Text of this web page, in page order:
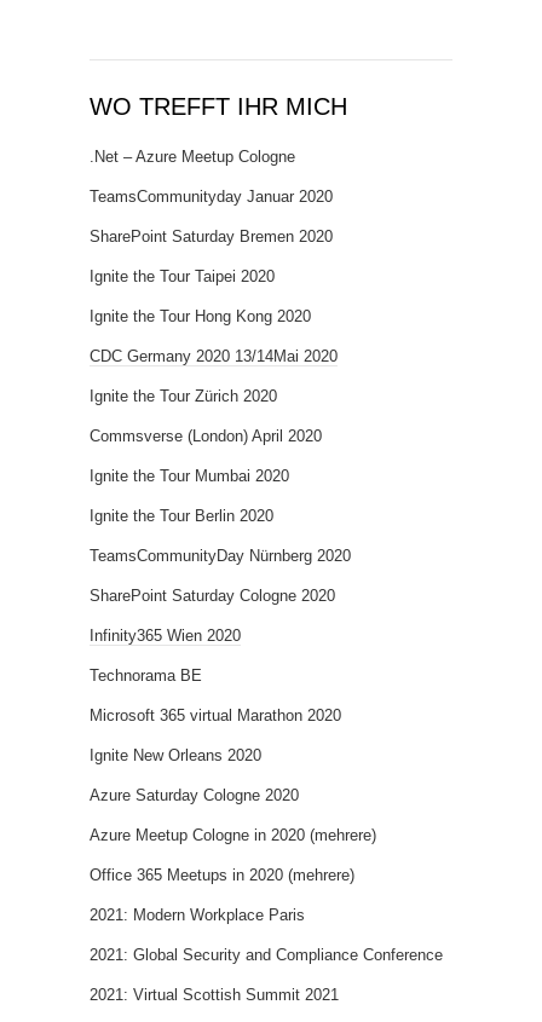
WO TREFFT IHR MICH
.Net – Azure Meetup Cologne
TeamsCommunityday Januar 2020
SharePoint Saturday Bremen 2020
Ignite the Tour Taipei 2020
Ignite the Tour Hong Kong 2020
CDC Germany 2020 13/14Mai 2020
Ignite the Tour Zürich 2020
Commsverse (London) April 2020
Ignite the Tour Mumbai 2020
Ignite the Tour Berlin 2020
TeamsCommunityDay Nürnberg 2020
SharePoint Saturday Cologne 2020
Infinity365 Wien 2020
Technorama BE
Microsoft 365 virtual Marathon 2020
Ignite New Orleans 2020
Azure Saturday Cologne 2020
Azure Meetup Cologne in 2020 (mehrere)
Office 365 Meetups in 2020 (mehrere)
2021: Modern Workplace Paris
2021: Global Security and Compliance Conference
2021: Virtual Scottish Summit 2021